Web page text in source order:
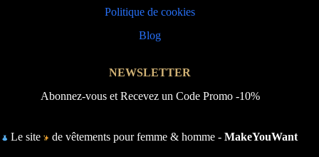
Politique de cookies
Blog
NEWSLETTER
Abonnez-vous et Recevez un Code Promo -10%
Le site de vêtements pour femme & homme -MakeYouWant